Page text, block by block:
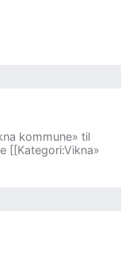
kommune» til
[[Kategori:Vikna»